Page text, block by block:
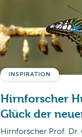
INSPIRATION
Hirnforscher
Glück der
Hirnforscher Prof. Dr.